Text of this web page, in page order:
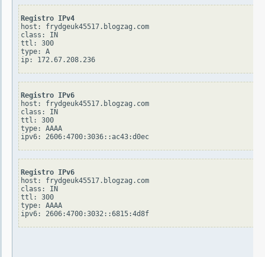
Registro IPv4
host: frydgeuk45517.blogzag.com
class: IN
ttl: 300
type: A
Registro IPv6
host: frydgeuk45517.blogzag.com
class: IN
ttl: 300
type: AAAA
Registro IPv6
host: frydgeuk45517.blogzag.com
class: IN
ttl: 300
type: AAAA